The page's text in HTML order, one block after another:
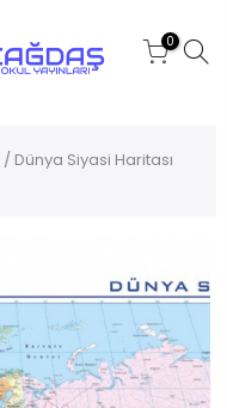
0
/ Dünya Siyasi Haritası